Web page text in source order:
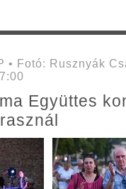
• Fotó: Rusznyák
Együttes